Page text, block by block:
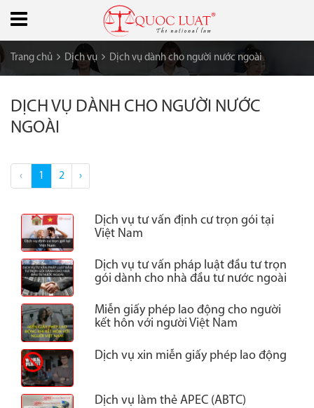
Trang chủ Dịch vụ Dịch vụ dành cho người nước ngoài
DỊCH VỤ DÀNH CHO NGƯỜI NƯỚC
NGOÀI
‹ 1 2 ›
Dịch vụ tư vấn định cư trọn gói tại
Việt Nam
Dịch vụ tư vấn pháp luật đầu tư trọn
gói dành cho nhà đầu tư nước ngoài
Miễn giấy phép lao động cho người
kết hôn với người Việt Nam
Dịch vụ xin miễn giấy phép lao động
Dịch vụ làm thẻ APEC (ABTC)